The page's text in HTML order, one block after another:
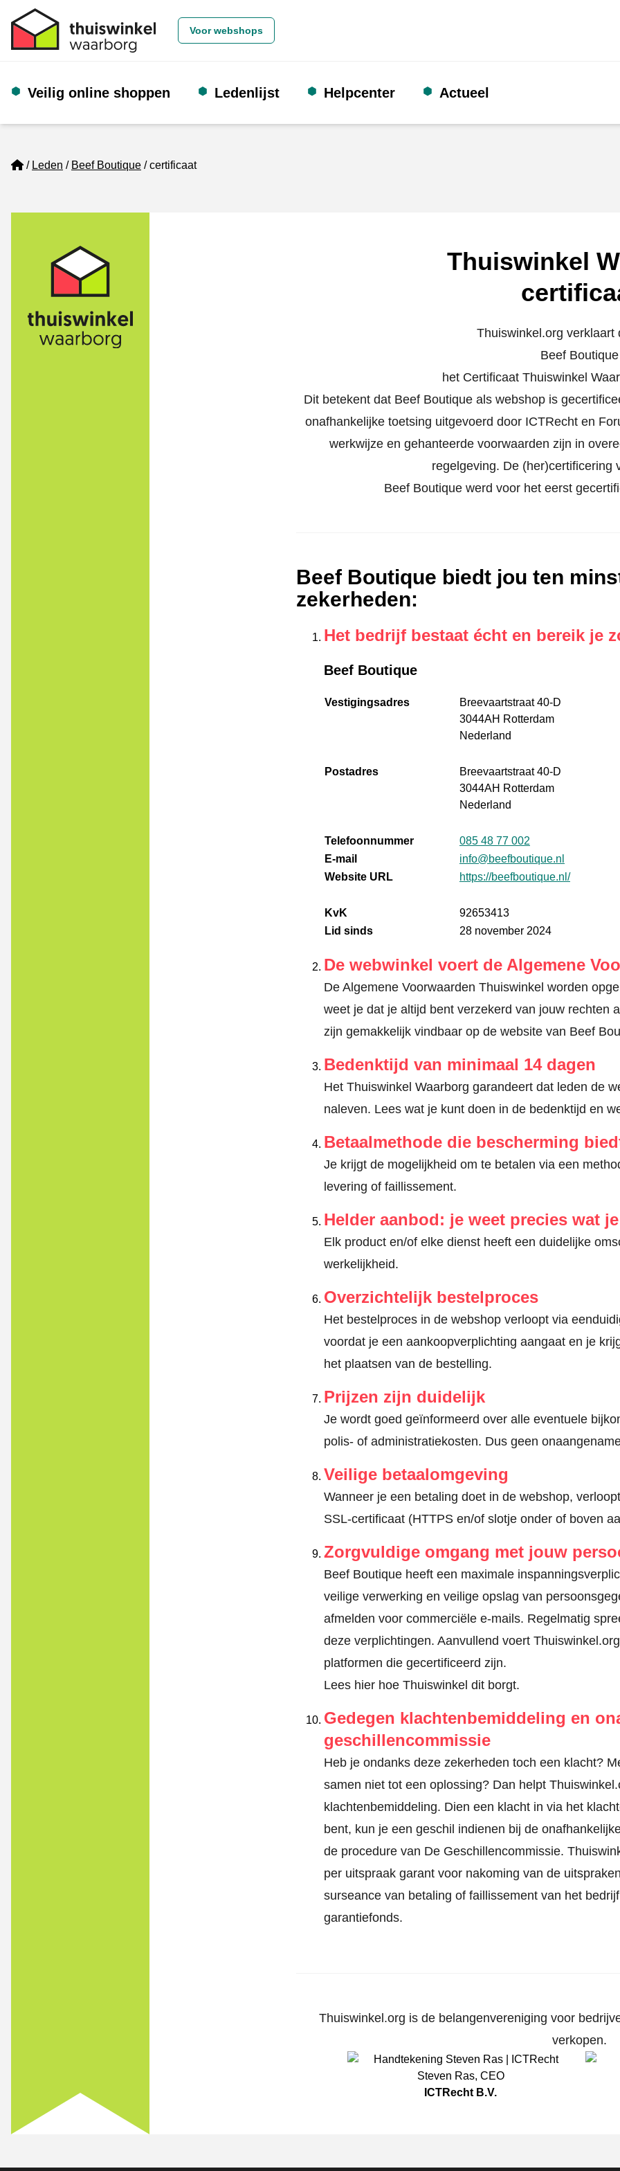
Voor webshops
Veilig online shoppen Ledenlijst Helpcenter Actueel
Home
Leden Beef Boutique certificaat
Thuiswinkel
Thuiswinkel.org verklaart
Beef Boutique
het Certificaat Thuiswinkel
Dit betekent dat Beef Boutique als webshop is
onafhankelijke toetsing uitgevoerd door ICTRecht en
werkwijze en gehanteerde voorwaarden zijn in
regelgeving. De (her)certificering
Beef Boutique werd voor het eerst
Beef Boutique biedt jou ten
zekerheden:
Het bedrijf bestaat écht en bereik je
Beef Boutique
Vestigingsadres
Breevaartstraat 40-D
3044AH Rotterdam
Nederland
Postadres
Breevaartstraat 40-D
3044AH Rotterdam
Nederland
Telefoonnummer
085 48 77 002
E-mail
info@beefboutique.nl
Website URL
https://beefboutique.nl/
KvK
92653413
Lid sinds
28 november 2024
De webwinkel voert de Algemene
De Algemene Voorwaarden Thuiswinkel worden
weet je dat je altijd bent verzekerd van jouw rechten
zijn gemakkelijk vindbaar op de website van Beef
Bedenktijd van minimaal 14 dagen
Het Thuiswinkel Waarborg garandeert dat leden de
naleven. Lees wat je kunt doen in de bedenktijd en
Betaalmethode die bescherming
Je krijgt de mogelijkheid om te betalen via een
levering of faillissement.
Helder aanbod: je weet precies wat
Elk product en/of elke dienst heeft een duidelijke
werkelijkheid.
Overzichtelijk bestelproces
Het bestelproces in de webshop verloopt via
voordat je een aankoopverplichting aangaat en je
het plaatsen van de bestelling.
Prijzen zijn duidelijk
Je wordt goed geïnformeerd over alle eventuele
polis- of administratiekosten. Dus geen
Veilige betaalomgeving
Wanneer je een betaling doet in de webshop,
SSL-certificaat (HTTPS en/of slotje onder of boven
Zorgvuldige omgang met jouw
Beef Boutique heeft een maximale
veilige verwerking en veilige opslag van
afmelden voor commerciële e-mails. Regelmatig
deze verplichtingen. Aanvullend voert
platformen die gecertificeerd zijn.
Lees hier hoe Thuiswinkel dit borgt.
Gedegen klachtenbemiddeling en
geschillencommissie
Heb je ondanks deze zekerheden toch een klacht?
samen niet tot een oplossing? Dan helpt
klachtenbemiddeling. Dien een klacht in via het
bent, kun je een geschil indienen bij de
de procedure van De Geschillencommissie.
per uitspraak garant voor nakoming van de
surseance van betaling of faillissement van het
garantiefonds.
Thuiswinkel.org is de belangenvereniging voor
verkopen.
Steven Ras, CEO
ICTRecht B.V.